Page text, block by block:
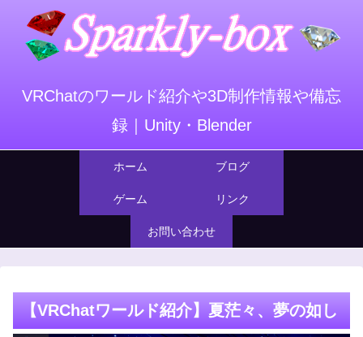
VRChatのワールド紹介や3D制作情報や備忘
録｜Unity・Blender
ホーム ブログ
ゲーム リンク
お問い合わせ
【VRChatワールド紹介】夏茫々、夢の如し